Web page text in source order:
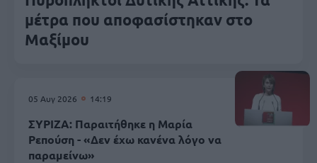
μέτρα που αποφασίστηκαν στο
Μαξίμου
05 Αυγ 2026 14:19
ΣΥΡΙΖΑ: Παραιτήθηκε η Μαρία
Ρεπούση - «Δεν έχω κανένα λόγο να
παραμείνω»